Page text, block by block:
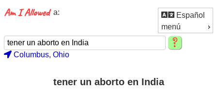
Español
menú
a:
Columbus, Ohio
tener un aborto en India